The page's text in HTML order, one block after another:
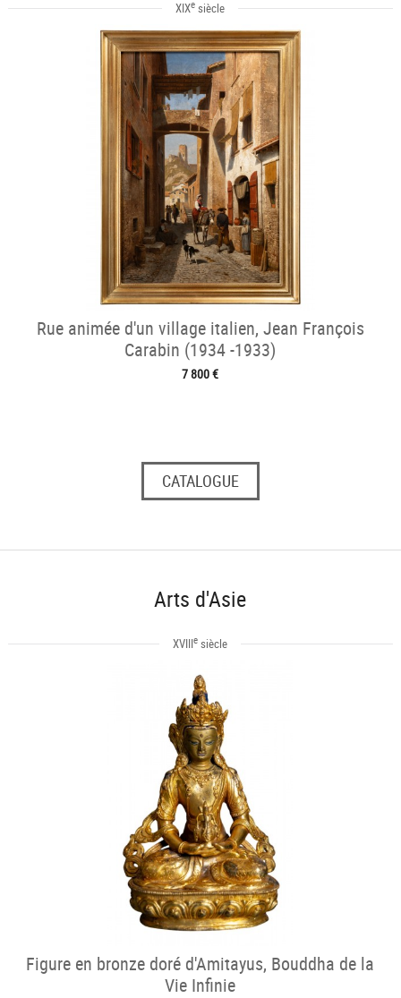
XIXe siècle
Rue animée d'un village italien, Jean François
Carabin (1934 -1933)
7 800 €
CATALOGUE
Arts d'Asie
XVIIIe siècle
Figure en bronze doré d'Amitayus, Bouddha de la
Vie Infinie